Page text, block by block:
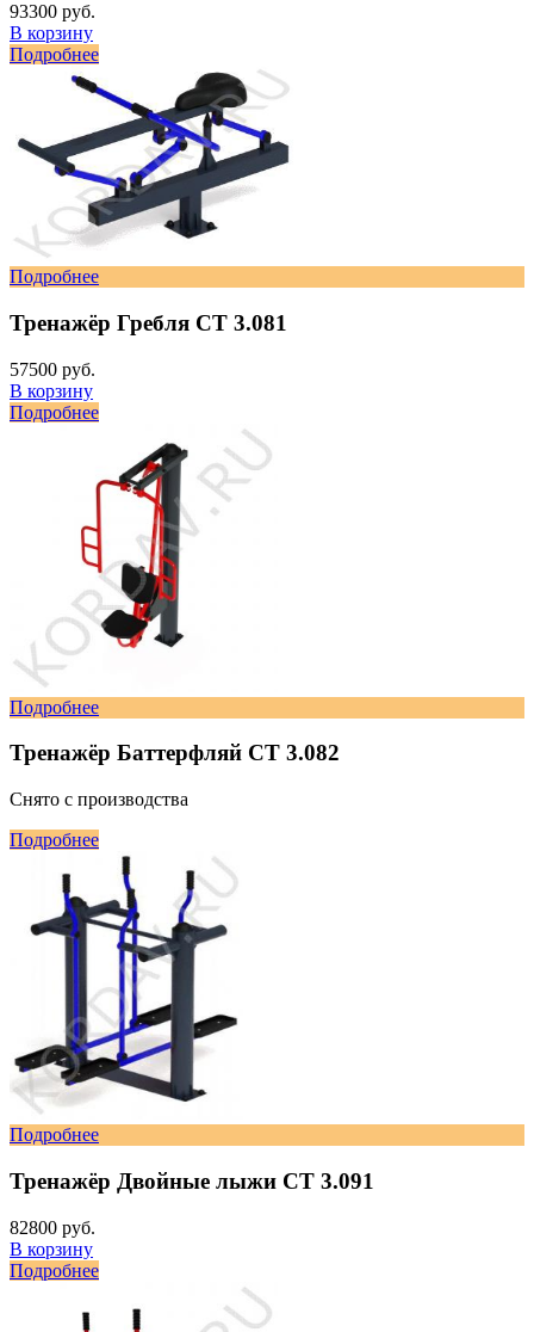
93300 руб.
В корзину
Подробнее
Подробнее
Тренажёр Гребля СТ 3.081
57500 руб.
В корзину
Подробнее
Подробнее
Тренажёр Баттерфляй СТ 3.082
Снято с производства
Подробнее
Подробнее
Тренажёр Двойные лыжи СТ 3.091
82800 руб.
В корзину
Подробнее